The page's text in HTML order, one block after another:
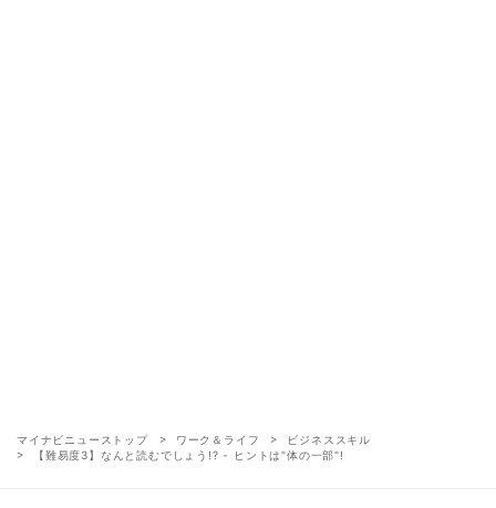
マイナビニューストップ ワーク＆ライフ
ビジネススキル
【難易度3】なんと読むでしょう!? - ヒントは"体の一部"!